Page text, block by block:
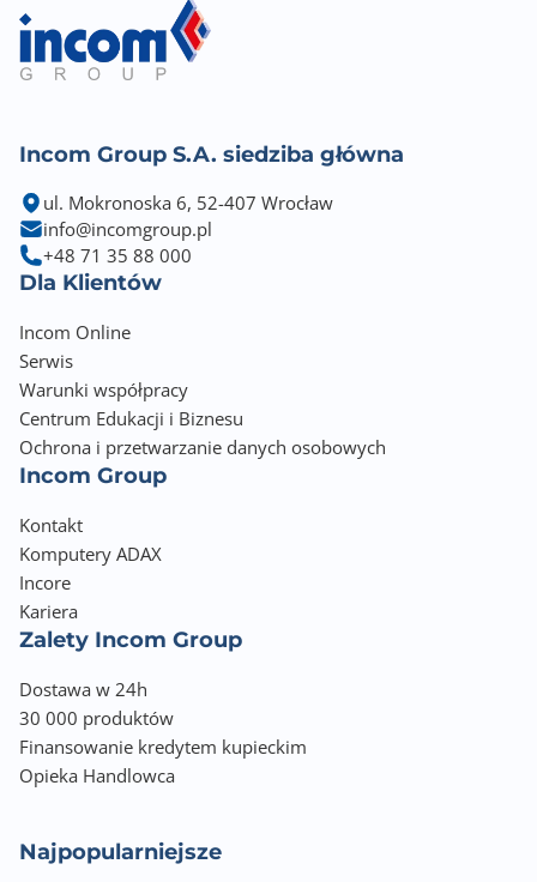
Incom Group S.A. siedziba główna
ul. Mokronoska 6, 52-407 Wrocław
info@incomgroup.pl
+48 71 35 88 000
Dla Klientów
Incom Online
Serwis
Warunki współpracy
Centrum Edukacji i Biznesu
Ochrona i przetwarzanie danych osobowych
Incom Group
Kontakt
Komputery ADAX
Incore
Kariera
Zalety Incom Group
Dostawa w 24h
30 000 produktów
Finansowanie kredytem kupieckim
Opieka Handlowca
Najpopularniejsze